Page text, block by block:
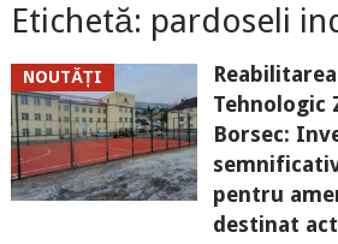
Etichetă: pardoseli
NOUTĂȚI
Tehnologic
Borsec:
pentru
destinat